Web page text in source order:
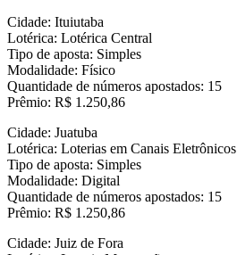
Cidade: Ituiutaba
Lotérica: Lotérica Central
Tipo de aposta: Simples
Modalidade: Físico
Quantidade de números apostados: 15
Prêmio: R$ 1.250,86
Cidade: Juatuba
Lotérica: Loterias em Canais Eletrônicos
Tipo de aposta: Simples
Modalidade: Digital
Quantidade de números apostados: 15
Prêmio: R$ 1.250,86
Cidade: Juiz de Fora